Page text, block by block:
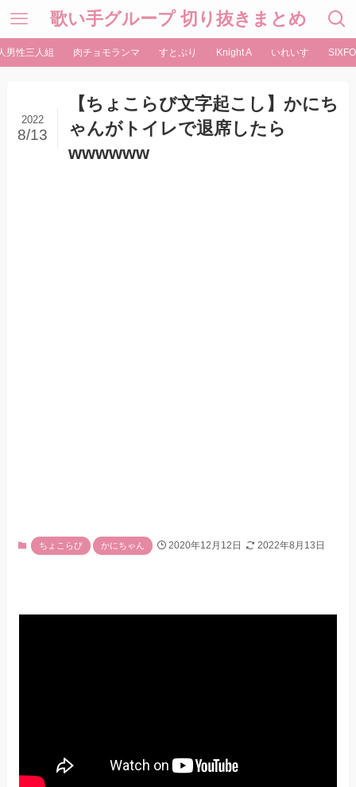
歌い手グループ 切り抜きまとめ
男性三人組 肉チョモランマ すとぷり Knight A いれいす
【ちょこらび文字起こし】かにち
ゃんがトイレで退席したら
wwwwww
2022
8/13
ちょこらび かにちゃん 2020年12月12日 2022年8月13日